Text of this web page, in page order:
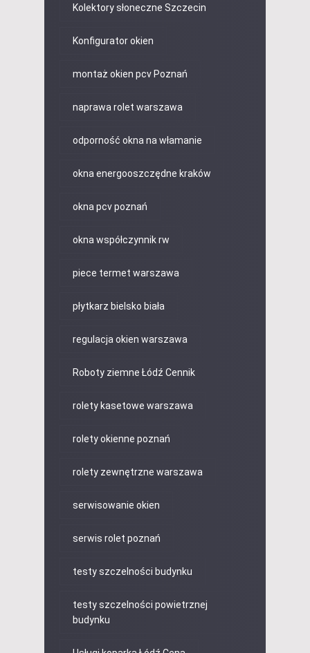
Kolektory słoneczne Szczecin
Konfigurator okien
montaż okien pcv Poznań
naprawa rolet warszawa
odporność okna na włamanie
okna energooszczędne kraków
okna pcv poznań
okna współczynnik rw
piece termet warszawa
płytkarz bielsko biała
regulacja okien warszawa
Roboty ziemne Łódź Cennik
rolety kasetowe warszawa
rolety okienne poznań
rolety zewnętrzne warszawa
serwisowanie okien
serwis rolet poznań
testy szczelności budynku
testy szczelności powietrznej
budynku